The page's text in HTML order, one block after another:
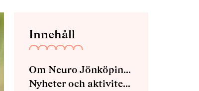
Innehåll
Om Neuro Jönköpings län
Nyheter och aktiviteter